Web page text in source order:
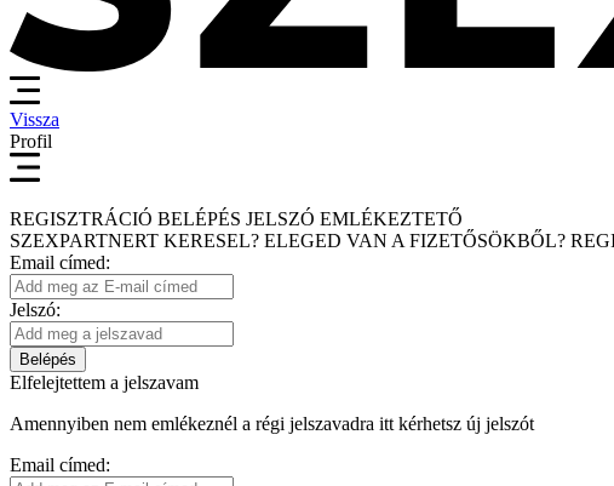
Vissza
Profil
REGISZTRÁCIÓ BELÉPÉS JELSZÓ EMLÉKEZTETŐ
SZEXPARTNERT KERESEL? ELEGED VAN A FIZETŐSÖKBŐL?
Email címed:
Jelszó:
Belépés
Elfelejtettem a jelszavam
Amennyiben nem emlékeznél a régi jelszavadra itt kérhetsz új jelszót
Email címed: